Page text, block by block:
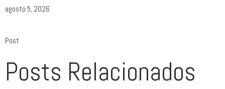
agosto 5, 2026
Post
Posts Relacionados